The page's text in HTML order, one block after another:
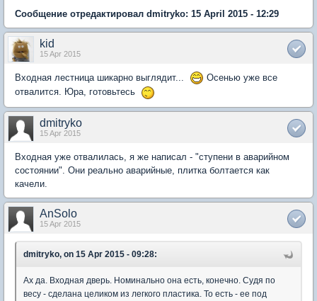
Сообщение отредактировал dmitryko: 15 April 2015 - 12:29
kid
15 Apr 2015
Входная лестница шикарно выглядит...
Осенью уже все
отвалится. Юра, готовьтесь
dmitryko
15 Apr 2015
Входная уже отвалилась, я же написал - "ступени в аварийном
состоянии". Они реально аварийные, плитка болтается как
качели.
AnSolo
15 Apr 2015
dmitryko, on 15 Apr 2015 - 09:28:
Ах да. Входная дверь. Номинально она есть, конечно. Судя по
весу - сделана целиком из легкого пластика. То есть - ее под